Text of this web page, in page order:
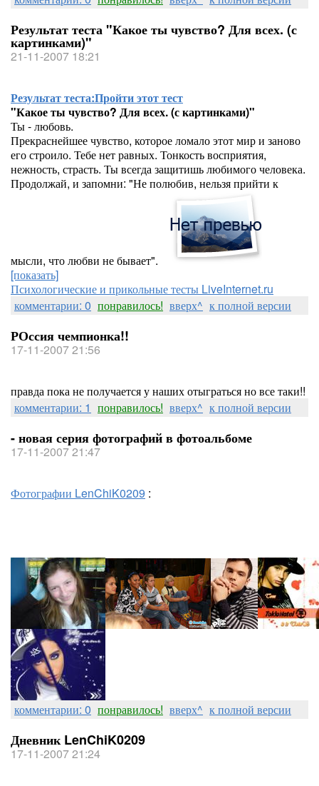
Результат теста "Какое ты чувство? Для всех. (с
картинками)"
21-11-2007 18:21
Результат теста:Пройти этот тест
"Какое ты чувство? Для всех. (с картинками)"
Ты - любовь.
Прекраснейшее чувство, которое ломало этот мир и заново
его строило. Тебе нет равных. Тонкость восприятия,
нежность, страсть. Ты всегда защитишь любимого человека.
Продолжай, и запомни: "Не полюбив, нельзя прийти к
мысли, что любви не бывает".
[показать]
Психологические и прикольные тесты LiveInternet.ru
комментарии: 0 понравилось! вверх^ к полной версии
РОссия чемпионка!!
17-11-2007 21:56
правда пока не получается у наших отыграться но все таки!!
комментарии: 1 понравилось! вверх^ к полной версии
- новая серия фотографий в фотоальбоме
17-11-2007 21:47
Фотографии LenChiK0209 :
комментарии: 0 понравилось! вверх^ к полной версии
Дневник LenChiK0209
17-11-2007 21:24